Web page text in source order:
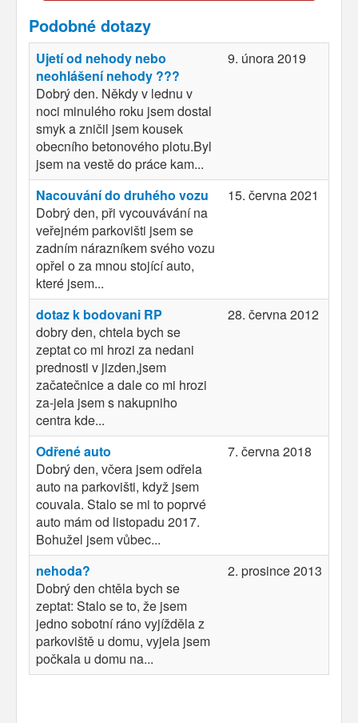
Podobné dotazy
Ujetí od nehody nebo
neohlášení nehody ???
Dobrý den. Někdy v lednu v
noci minulého roku jsem dostal
smyk a zničil jsem kousek
obecního betonového plotu.Byl
jsem na vestě do práce kam...
9. února 2019
Nacouvání do druhého vozu
Dobrý den, při vycouvávání na
veřejném parkovišti jsem se
zadním nárazníkem svého vozu
opřel o za mnou stojící auto,
které jsem...
15. června 2021
dotaz k bodovani RP
dobry den, chtela bych se
zeptat co mi hrozi za nedani
prednosti v jizden,jsem
začatečnice a dale co mi hrozi
za-jela jsem s nakupniho
centra kde...
28. června 2012
Odřené auto
Dobrý den, včera jsem odřela
auto na parkovišti, když jsem
couvala. Stalo se mi to poprvé
auto mám od listopadu 2017.
Bohužel jsem vůbec...
7. června 2018
nehoda?
Dobrý den chtěla bych se
zeptat: Stalo se to, že jsem
jedno sobotní ráno vyjížděla z
parkoviště u domu, vyjela jsem
počkala u domu na...
2. prosince 2013